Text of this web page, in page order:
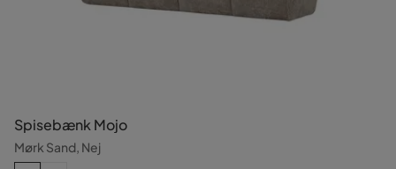
Spisebænk Mojo
Mørk Sand, Nej